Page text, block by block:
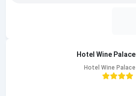
Hotel Wine Palace
Hotel Wine Palace